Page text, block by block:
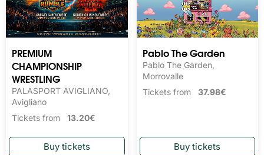
PREMIUM
CHAMPIONSHIP
WRESTLING
PALASPORT AVIGLIANO,
Avigliano
Tickets from 13.20€
Pablo The Garden
Pablo The Garden,
Morrovalle
Tickets from 37.98€